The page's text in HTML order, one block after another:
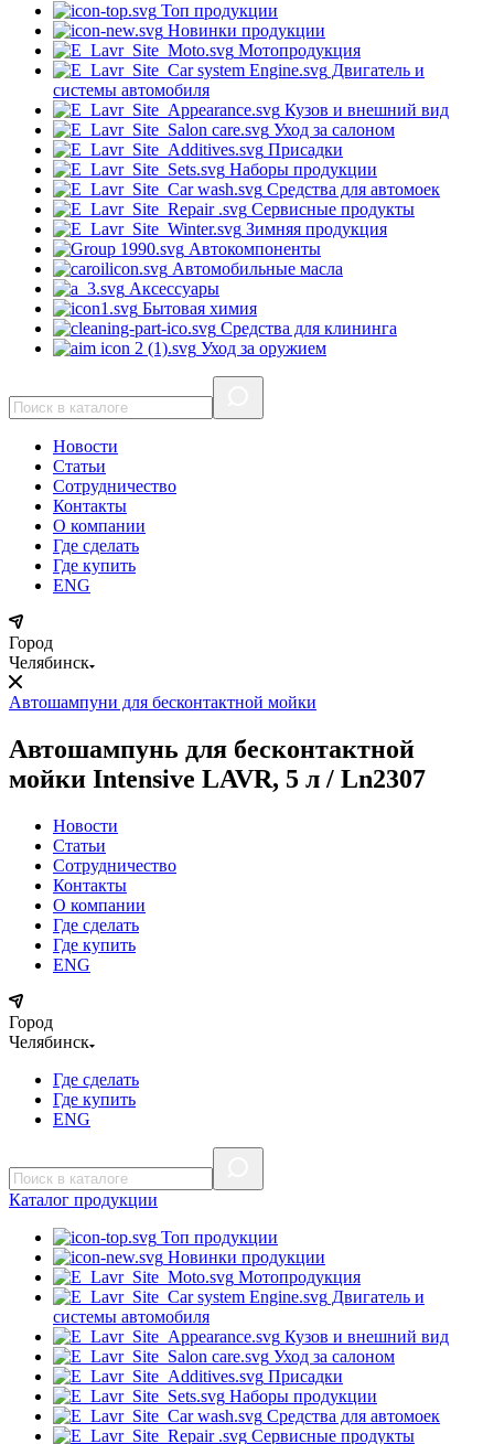
Топ продукции
Новинки продукции
Мотопродукция
Двигатель и
системы автомобиля
Кузов и внешний вид
Уход за салоном
Присадки
Наборы продукции
Средства для автомоек
Сервисные продукты
Зимняя продукция
Автокомпоненты
Автомобильные масла
Аксессуары
Бытовая химия
Средства для клининга
Уход за оружием
Новости
Статьи
Сотрудничество
Контакты
О компании
Где сделать
Где купить
ENG
Город
Челябинск
Автошампуни для бесконтактной мойки
Автошампунь для бесконтактной
мойки Intensive LAVR, 5 л / Ln2307
Новости
Статьи
Сотрудничество
Контакты
О компании
Где сделать
Где купить
ENG
Город
Челябинск
Где сделать
Где купить
ENG
Каталог продукции
Топ продукции
Новинки продукции
Мотопродукция
Двигатель и
системы автомобиля
Кузов и внешний вид
Уход за салоном
Присадки
Наборы продукции
Средства для автомоек
Сервисные продукты